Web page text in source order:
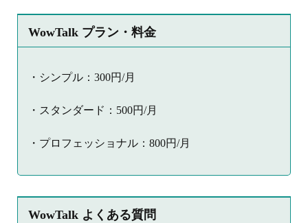
WowTalk プラン・料金
・シンプル：300円/月
・スタンダード：500円/月
・プロフェッショナル：800円/月
WowTalk よくある質問